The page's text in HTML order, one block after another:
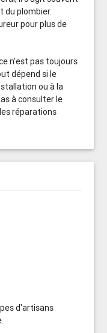
du plombier.
pour plus de
n'est pas toujours
dépend si le
ou à la
à consulter le
réparations
d'artisans